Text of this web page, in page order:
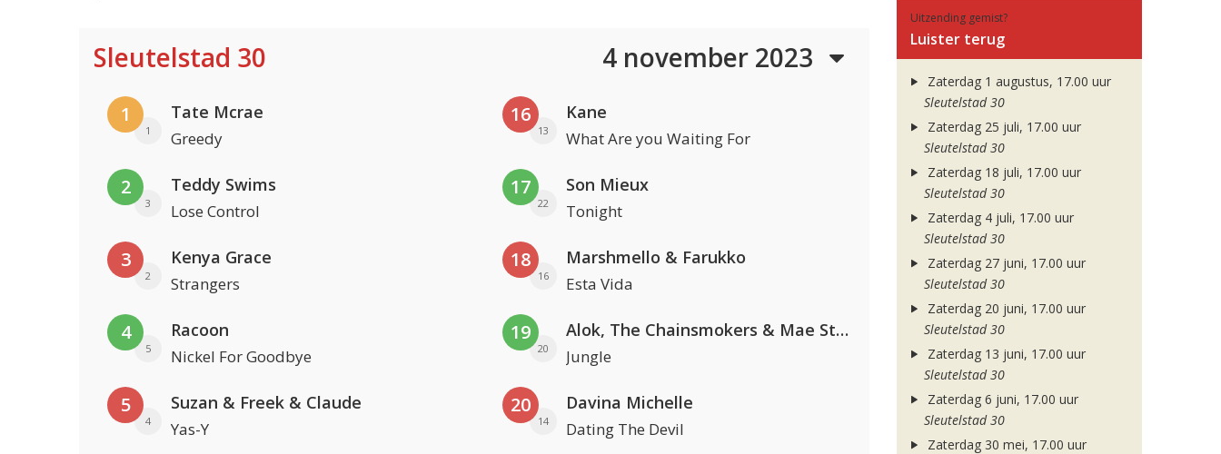
Sleutelstad 30 4 november 2023
1
1
Tate Mcrae
Greedy
2
3
Teddy Swims
Lose Control
3
2
Kenya Grace
Strangers
4
5
Racoon
Nickel For Goodbye
5
4
Suzan & Freek & Claude
Yas-Y
16
13
Kane
What Are you Waiting For
17
22
Son Mieux
Tonight
18
16
Marshmello & Farukko
Esta Vida
19
20
Alok, The Chainsmokers & Mae Stephens
Jungle
20
14
Davina Michelle
Dating The Devil
Uitzending gemist?
Luister terug
Zaterdag 1 augustus, 17.00 uur
Sleutelstad 30
Zaterdag 25 juli, 17.00 uur
Sleutelstad 30
Zaterdag 18 juli, 17.00 uur
Sleutelstad 30
Zaterdag 4 juli, 17.00 uur
Sleutelstad 30
Zaterdag 27 juni, 17.00 uur
Sleutelstad 30
Zaterdag 20 juni, 17.00 uur
Sleutelstad 30
Zaterdag 13 juni, 17.00 uur
Sleutelstad 30
Zaterdag 6 juni, 17.00 uur
Sleutelstad 30
Zaterdag 30 mei, 17.00 uur